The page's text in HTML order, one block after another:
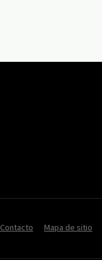
Contacto Mapa de sitio